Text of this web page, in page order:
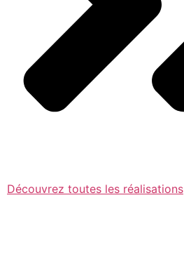
Découvrez toutes les réalisations